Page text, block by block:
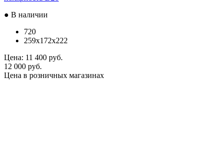
● В наличии
720
259x172x222
Цена: 11 400 руб.
12 000 руб.
Цена в розничных магазинах